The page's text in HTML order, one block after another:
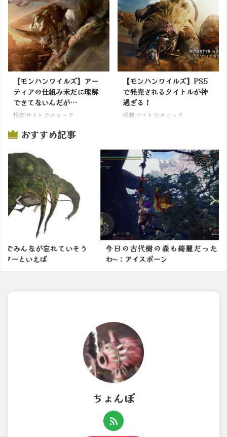
【モンハンワイルズ】アー
ティアの仕組み未だに理解
できてないんだが…
掲載サイトでチェック
【モンハンワイルズ】PS5
で発売されるタイトルが神
過ぎる！
掲載サイトでチェック
おすすめ記事
ていそう
今日の古代樹の森も綺麗だった
わ〜：アイスボーン
モンハン
ちょんぼ